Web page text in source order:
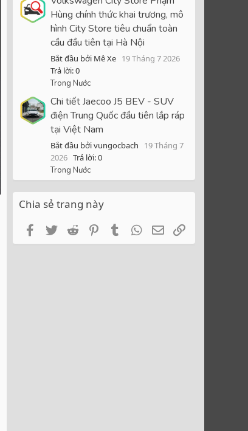
Hùng chính thức khai trương, mô
hình City Store tiêu chuẩn toàn
cầu đầu tiên tại Hà Nội
Bắt đầu bởi Mê Xe 19 Tháng 7 2026
Trả lời: 0
Trong Nước
Chi tiết Jaecoo J5 BEV - SUV
điện Trung Quốc đầu tiên lắp ráp
tại Việt Nam
Bắt đầu bởi vungocbach
19 Tháng 7
2026 Trả lời: 0
Trong Nước
Chia sẻ trang này
FacebookTwitterRedditPinterestTumblrWhatsApp
Email